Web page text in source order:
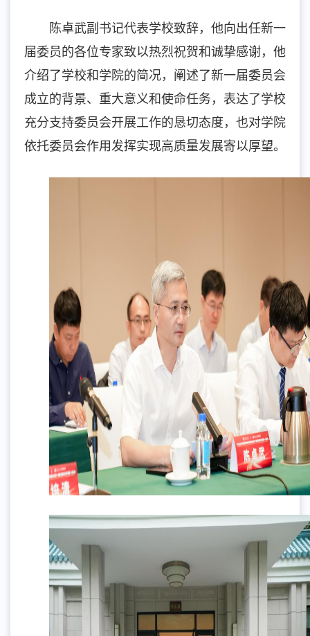
陈卓武副书记代表学校致辞，他向出任新一
届委员的各位专家致以热烈祝贺和诚挚感谢，他
介绍了学校和学院的简况，阐述了新一届委员会
成立的背景、重大意义和使命任务，表达了学校
充分支持委员会开展工作的恳切态度，也对学院
依托委员会作用发挥实现高质量发展寄以厚望。